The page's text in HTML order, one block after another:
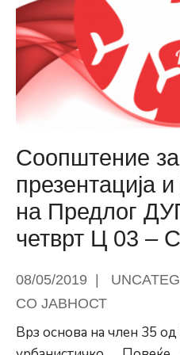
–
за
Соопштение за
презентација
на Предлог
четврт Ц 03 –
08/05/2019
СО ЈАВНОСТ
Врз основа на член 35